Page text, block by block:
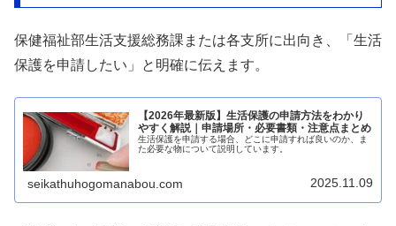
保健福祉部生活支援総務課または各支所に出向き、「生活
保護を申請したい」と明確に伝えます。
【2026年最新版】生活保護の申請方法をわかり
やすく解説｜申請場所・必要書類・注意点まとめ
生活保護を申請する場合、どこに申請すれば良いのか、ま
た必要な物について説明しています。
seikathuhogomanabou.com 2025.11.09